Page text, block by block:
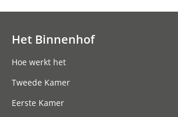
Het Binnenhof
Hoe werkt het
Tweede Kamer
Eerste Kamer